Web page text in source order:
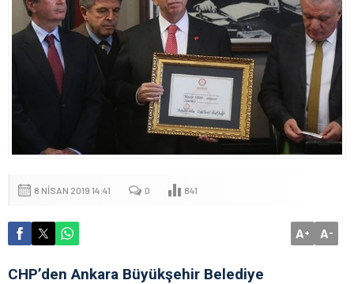
8 NISAN 2019 14:41 0 841
A+ A-
CHP’den Ankara Büyükşehir Belediye